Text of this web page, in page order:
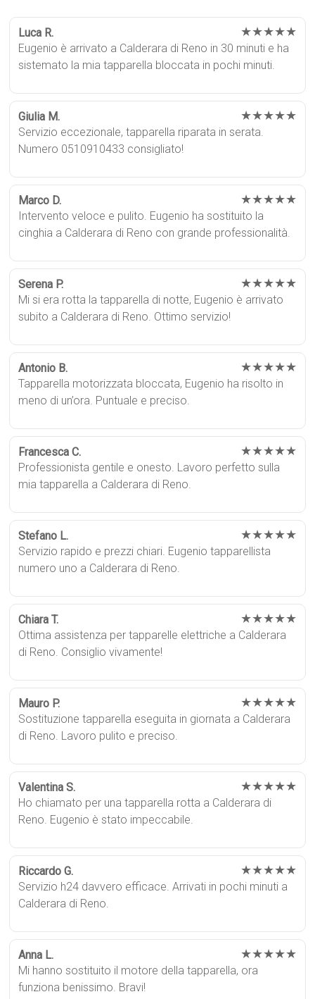
Luca R. ★★★★★
Eugenio è arrivato a Calderara di Reno in 30 minuti e ha
sistemato la mia tapparella bloccata in pochi minuti.
Giulia M. ★★★★★
Servizio eccezionale, tapparella riparata in serata.
Numero 0510910433 consigliato!
Marco D. ★★★★★
Intervento veloce e pulito. Eugenio ha sostituito la
cinghia a Calderara di Reno con grande professionalità.
Serena P. ★★★★★
Mi si era rotta la tapparella di notte, Eugenio è arrivato
subito a Calderara di Reno. Ottimo servizio!
Antonio B. ★★★★★
Tapparella motorizzata bloccata, Eugenio ha risolto in
meno di un’ora. Puntuale e preciso.
Francesca C. ★★★★★
Professionista gentile e onesto. Lavoro perfetto sulla
mia tapparella a Calderara di Reno.
Stefano L. ★★★★★
Servizio rapido e prezzi chiari. Eugenio tapparellista
numero uno a Calderara di Reno.
Chiara T. ★★★★★
Ottima assistenza per tapparelle elettriche a Calderara
di Reno. Consiglio vivamente!
Mauro P. ★★★★★
Sostituzione tapparella eseguita in giornata a Calderara
di Reno. Lavoro pulito e preciso.
Valentina S. ★★★★★
Ho chiamato per una tapparella rotta a Calderara di
Reno. Eugenio è stato impeccabile.
Riccardo G. ★★★★★
Servizio h24 davvero efficace. Arrivati in pochi minuti a
Calderara di Reno.
Anna L. ★★★★★
Mi hanno sostituito il motore della tapparella, ora
funziona benissimo. Bravi!